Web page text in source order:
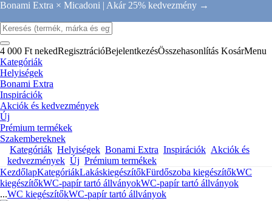
Bonami Extra × Micadoni | Akár 25% kedvezmény →
4 000 Ft nekedRegisztrációBejelentkezésÖsszehasonlítás KosárMenu
Kategóriák
Helyiségek
Bonami Extra
Inspirációk
Akciók és kedvezmények
Új
Prémium termékek
Szakembereknek
Kategóriák Helyiségek Bonami Extra Inspirációk Akciók és
kedvezmények Új Prémium termékek
KezdőlapKategóriákLakáskiegészítőkFürdőszoba kiegészítőkWC
kiegészítőkWC-papír tartó állványokWC-papír tartó állványok
...WC kiegészítőkWC-papír tartó állványok